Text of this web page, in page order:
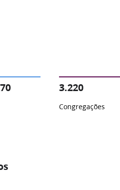
3.220
Congregações